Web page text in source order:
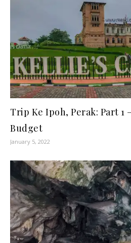
Trip Ke Ipoh, Perak: Part 1
Budget
January 5, 2022